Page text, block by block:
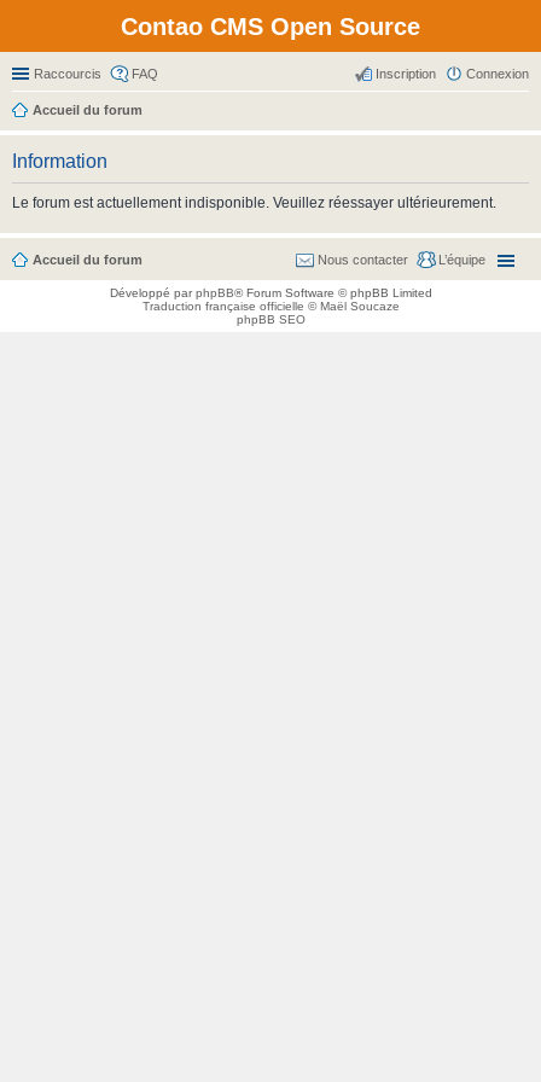
Contao CMS Open Source
Raccourcis FAQ Connexion
Inscription
Accueil du forum
Information
Le forum est actuellement indisponible. Veuillez réessayer ultérieurement.
Accueil du forum L’équipe
Nous contacter
Développé parphpBB® Forum Software © phpBB Limited
Traduction française officielle ©Maël Soucaze
phpBB SEO